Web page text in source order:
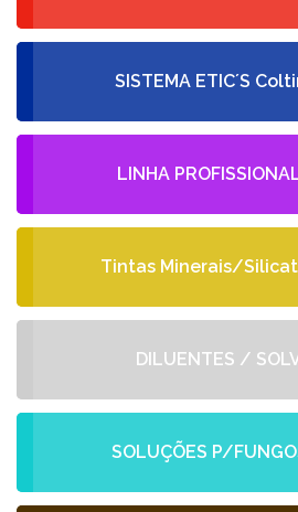
SISTEMA ETIC´S
LINHA
Tintas Minerais/
DILUENTES /
SOLUÇÕES P/